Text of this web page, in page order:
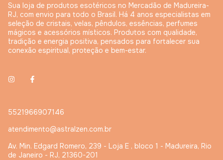
Sua loja de produtos esotéricos no Mercadão de Madureira-
RJ, com envio para todo o Brasil. Há 4 anos especialistas em
seleção de cristais, velas, pêndulos, essências, perfumes
mágicos e acessórios místicos. Produtos com qualidade,
tradição e energia positiva, pensados para fortalecer sua
conexão espiritual, proteção e bem-estar.
5521966907146
atendimento@astralzen.com.br
Av. Min. Edgard Romero, 239 - Loja E , bloco 1 - Madureira, Rio
de Janeiro - RJ, 21360-201